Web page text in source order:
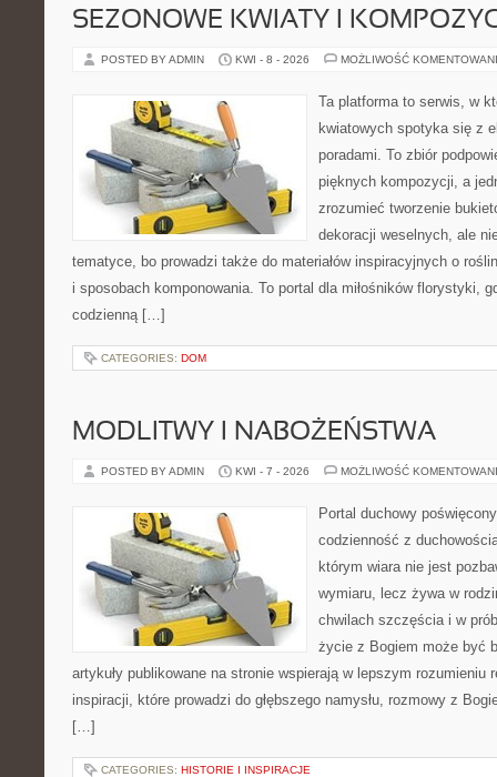
SEZONOWE KWIATY I
POSTED BY ADMIN KWI - 8 - 2026 MOŻLIWOŚĆ
Ta platforma to serwis, w
kwiatowych spotyka się z
poradami. To zbiór
pięknych kompozycji, a
zrozumieć tworzenie
dekoracji weselnych, ale
tematyce, bo prowadzi także do materiałów inspiracyjnych o
i sposobach komponowania. To portal dla miłośników florystyki,
codzienną […]
CATEGORIES: DOM
MODLITWY I NABOŻEŃSTWA
POSTED BY ADMIN KWI - 7 - 2026 MOŻLIWOŚĆ
Portal duchowy
codzienność z
którym wiara nie jest
wymiaru, lecz żywa w
chwilach szczęścia i w
życie z Bogiem może być
artykuły publikowane na stronie wspierają w lepszym rozumieniu
inspiracji, które prowadzi do głębszego namysłu, rozmowy z
[…]
CATEGORIES: HISTORIE I INSPIRACJE